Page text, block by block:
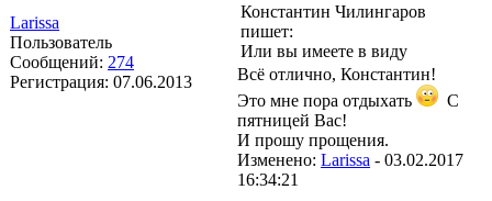
Larissa
Пользователь
Сообщений: 274
Регистрация: 07.06.2013
Константин Чилингаров
пишет:
Или вы имеете в виду
Всё отлично, Константин!
Это мне пора отдыхать
С
пятницей Вас!
И прошу прощения.
Изменено: Larissa - 03.02.2017
16:34:21